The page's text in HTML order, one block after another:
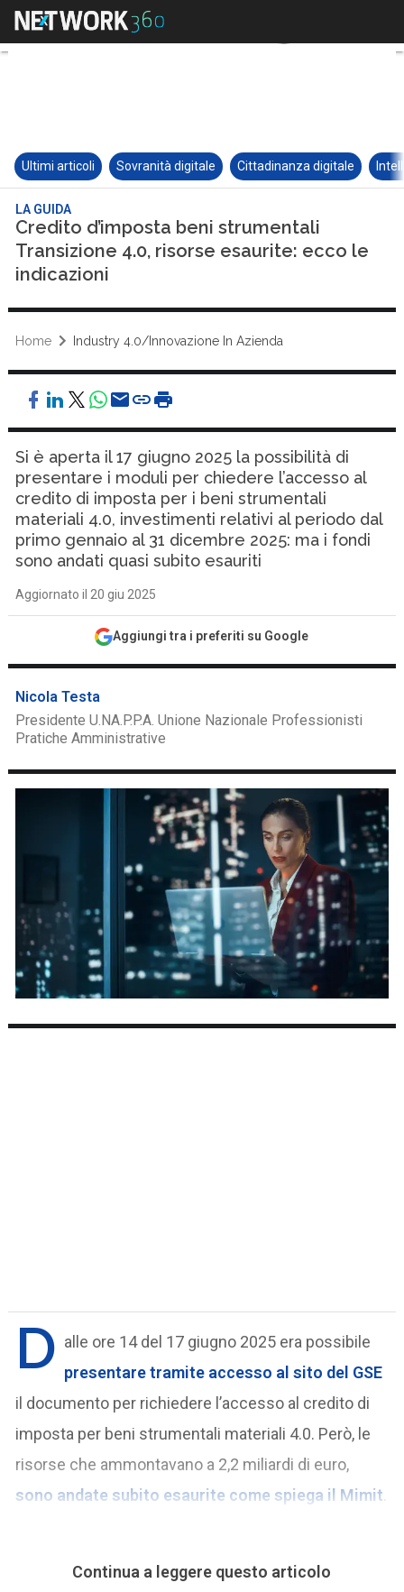
Ultimi articoli Sovranità digitale Cittadinanza digitale
LA GUIDA
Credito d’imposta beni strumentali
Transizione 4.0, risorse esaurite: ecco le
indicazioni
Home Industry 4.0/Innovazione In Azienda
Si è aperta il 17 giugno 2025 la possibilità di
presentare i moduli per chiedere l’accesso al
credito di imposta per i beni strumentali
materiali 4.0, investimenti relativi al periodo dal
primo gennaio al 31 dicembre 2025: ma i fondi
sono andati quasi subito esauriti
Aggiornato il 20 giu 2025
Aggiungi tra i preferiti su Google
Nicola Testa
Presidente U.NA.P.P.A. Unione Nazionale Professionisti
Pratiche Amministrative
D alle ore 14 del 17 giugno 2025 era possibile
presentare tramite accesso al sito del GSE
il documento per richiedere l’accesso al credito di
imposta per beni strumentali materiali 4.0. Però, le
risorse che ammontavano a 2,2 miliardi di euro,
sono andate subito esaurite come spiega il Mimit
Continua a leggere questo articolo